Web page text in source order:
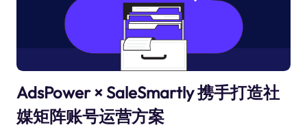
AdsPower × SaleSmartly 携手打造社
媒矩阵账号运营方案